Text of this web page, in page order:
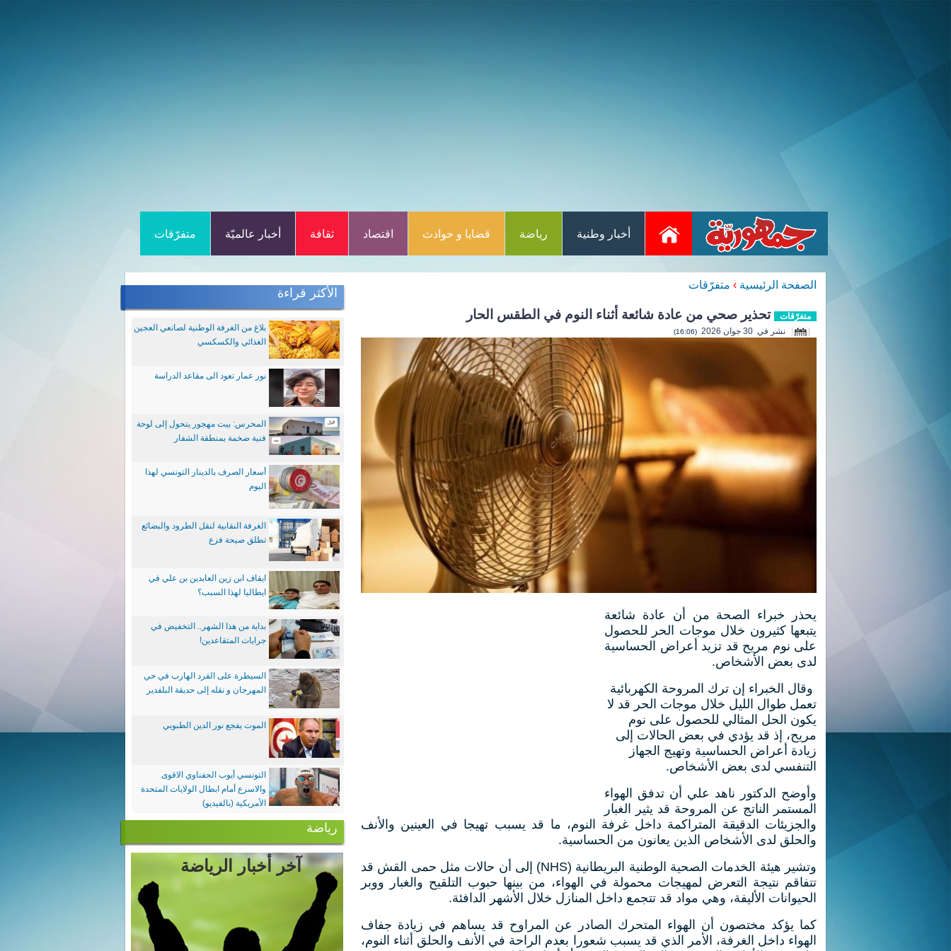
أخبار وطنية رياضة قضايا و حوادث اقتصاد ثقافة أخبار عالميّة متفرّقات
الصفحة الرئيسية › متفرّقات
متفرّقات تحذير صحي من عادة شائعة أثناء النوم في الطقس الحار
نشر في 30 جوان 2026 (16:06)
يحذر خبراء الصحة من أن عادة شائعة
يتبعها كثيرون خلال موجات الحر للحصول
على نوم مريح قد تزيد أعراض الحساسية
لدى بعض الأشخاص.
وقال الخبراء إن ترك المروحة الكهربائية
تعمل طوال الليل خلال موجات الحر قد لا
يكون الحل المثالي للحصول على نوم
مريح، إذ قد يؤدي في بعض الحالات إلى
زيادة أعراض الحساسية وتهيج الجهاز
التنفسي لدى بعض الأشخاص.
وأوضح الدكتور ناهد علي أن تدفق الهواء
المستمر الناتج عن المروحة قد يثير الغبار
والجزيئات الدقيقة المتراكمة داخل غرفة النوم، ما قد يسبب تهيجا في العينين والأنف
والحلق لدى الأشخاص الذين يعانون من الحساسية.
وتشير هيئة الخدمات الصحية الوطنية البريطانية (NHS) إلى أن حالات مثل حمى القش قد
تتفاقم نتيجة التعرض لمهيجات محمولة في الهواء، من بينها حبوب التلقيح والغبار ووبر
الحيوانات الأليفة، وهي مواد قد تتجمع داخل المنازل خلال الأشهر الدافئة.
كما يؤكد مختصون أن الهواء المتحرك الصادر عن المراوح قد يساهم في زيادة جفاف
الهواء داخل الغرفة، الأمر الذي قد يسبب شعورا بعدم الراحة في الأنف والحلق أثناء النوم،
الأكثر قراءة
بلاغ من الغرفة الوطنية لصانعي العجين
الغذائي والكسكسي
نور عمار تعود الى مقاعد الدراسة
المحرس: بيت مهجور يتحول إلى لوحة
فنية ضخمة بمنطقة الشفار
أسعار الصرف بالدينار التونسي لهذا
اليوم
الغرفة النقابية لنقل الطرود والبضائع
تطلق صيحة فزع
ايقاف ابن زين العابدين بن علي في
ايطاليا لهذا السبب؟
بداية من هذا الشهر.. التخفيض في
جرايات المتقاعدين!
السيطرة على القرد الهارب في حي
المهرجان و نقله إلى حديقة البلفدير
الموت يفجع نور الدين الطبوبي
التونسي أيوب الحفناوي الاقوى
والاسرع أمام ابطال الولايات المتحدة
الأمريكية (بالفيديو)
رياضة
آخر أخبار الرياضة